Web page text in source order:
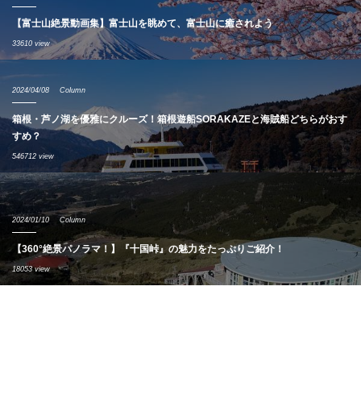
【富士山絶景動画集】富士山を眺めて、富士山に癒されよう
33610 view
2024/04/08 Column
箱根・芦ノ湖を優雅にクルーズ！箱根遊船SORAKAZEと海賊船どちらがおす
すめ？
546712 view
2024/01/10 Column
【360°絶景パノラマ！】『十国峠』の魅力をたっぷりご紹介！
18053 view